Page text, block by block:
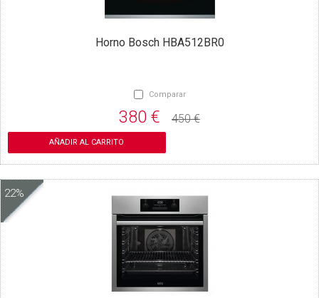
Horno Bosch HBA512BR0
Comparar
380 € 450 €
AÑADIR AL CARRITO
22%